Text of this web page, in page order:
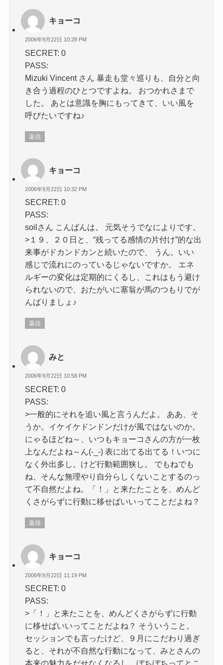
キョーコ
2006年9月22日 10:28 PM
SECRET: 0
PASS:
Mizuki Vincent さん 暴走も堂々巡りも、自分と向
き合う過程のひとつですよね。 おつかれさまで
した。 あとは意識を胸にもってきて、いい風を
呼びたいですね♪
返信
キョーコ
2006年9月22日 10:32 PM
SECRET: 0
PASS:
soilさん こんばんは。 元気そうでなによりです。
>１９、２０日と、“残ってる感情の片付け”的な出
来事がドカンドカンと続いたので、 うん。いい
感じで流れにのっているじゃないですか。 エネ
ルギーの変化は定期的にくるし、これはもう避け
られないので、おたがいに塞翁が馬のつもりでが
んばりましょ♪
返信
みと
2006年9月22日 10:58 PM
SECRET: 0
PASS:
>一般的にそれを追い風と言うんだよ。 ああ、そ
うか。イケイケドンドンだけが風ではないのか。
にゃるほどね～、いつもキョーコさんの方が一枚
上なんだよね～ん(-_-) 表に出てる出てる！いつに
なく外出多し。けど行動範囲狭し。 でもねでも
ね、そんな無理やり自分らしくないことするのっ
て不自然だよね。「！」と来たたことを、めんど
くさがらずに行動に移せばいいってことだよね？
返信
キョーコ
2006年9月22日 11:19 PM
SECRET: 0
PASS:
>「！」と来たことを、めんどくさがらずに行動
に移せばいいってことだよね？ そういうこと。
セッションでも言ったけど、９月にこだわり過ぎ
ると、それが不自然な行動になって、みとさんの
本来の魅力をだせなくなるし、ぼちぼちってとこ